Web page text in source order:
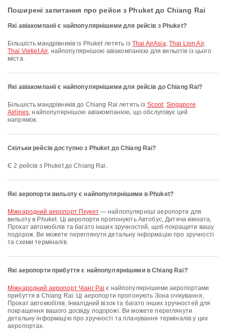
Поширені запитання про рейси з Phuket до Chiang Rai
Які авіакомпанії є найпопулярнішими для рейсів з Phuket?
Більшість мандрівників із Phuket летять ізThai AirAsia, Thai Lion Air,
Thai Vietjet Air, найпопулярнішою авіакомпанією для вильотів із цього
міста.
Які авіакомпанії є найпопулярнішими для рейсів до Chiang Rai?
Більшість мандрівників до Chiang Rai летять із Scoot, Singapore
Airlines, найпопулярнішою авіакомпанією, що обслуговує цей
напрямок.
Скільки рейсів доступно з Phuket до Chiang Rai?
Є 2 рейсів з Phuket до Chiang Rai.
Які аеропорти вильоту є найпопулярнішими в Phuket?
Міжнародний аеропорт Пхукет— найпопулярніші аеропорти для
вильоту в Phuket. Ці аеропорти пропонують Автобус, Дитяча кімната,
Прокат автомобілів та багато інших зручностей, щоб покращити вашу
подорож. Ви можете переглянути детальну інформацію про зручності
та схеми терміналів.
Які аеропорти прибуття є найпопулярнішими в Chiang Rai?
Міжнародний аеропорт Чіанг Раі є найпопулярнішими аеропортами
прибуття в Chiang Rai. Ці аеропорти пропонують Зона очікування,
Прокат автомобілів, Інвалідний візок та багато інших зручностей для
покращення вашого досвіду подорожі. Ви можете переглянути
детальну інформацію про зручності та планування терміналів у цих
аеропортах.